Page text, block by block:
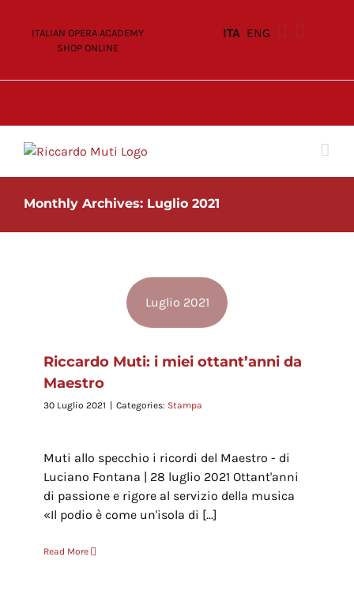
ITALIAN OPERA ACADEMY
SHOP ONLINE
ITA ENG
Monthly Archives: Luglio 2021
Luglio 2021
Riccardo Muti: i miei ottant’anni da
Maestro
30 Luglio 2021 Categories: Stampa
Muti allo specchio i ricordi del Maestro - di
Luciano Fontana | 28 luglio 2021 Ottant'anni
di passione e rigore al servizio della musica
«Il podio è come un'isola di [...]
Read More